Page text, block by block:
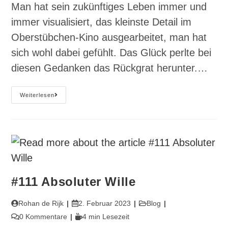
Man hat sein zukünftiges Leben immer und
immer visualisiert, das kleinste Detail im
Oberstübchen-Kino ausgearbeitet, man hat
sich wohl dabei gefühlt. Das Glück perlte bei
diesen Gedanken das Rückgrat herunter.…
Weiterlesen#114
Der
Veränderung
#111 Absoluter Wille
Beitrags-
Autor:
Rohan de Rijk
Beitrag
veröffentlicht:
2. Februar 2023
Beitrags-
Blog
Beitrags-
0 Kommentare Lesedauer:
4 min Lesezeit